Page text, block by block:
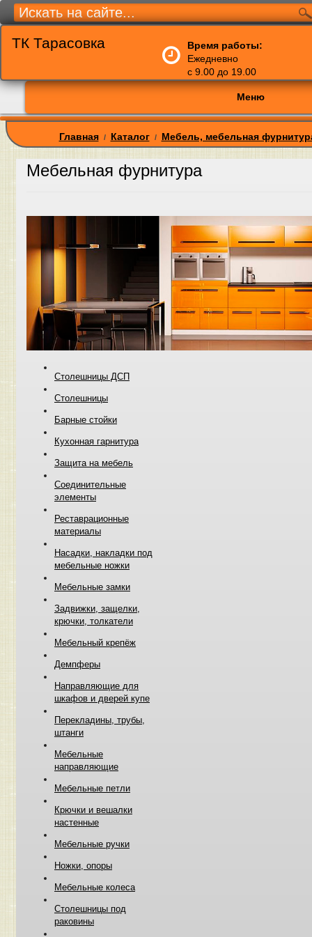
ТК Тарасовка
Время работы:
Ежедневно
с 9.00 до 19.00
Меню
Главная / Каталог / Мебель, мебельная
Мебельная фурнитура
Столешницы ДСП
Столешницы
Барные стойки
Кухонная гарнитура
Защита на мебель
Соединительные
элементы
Реставрационные
материалы
Насадки, накладки под
мебельные ножки
Мебельные замки
Задвижки, защелки,
крючки, толкатели
Мебельный крепёж
Демпферы
Направляющие для
шкафов и дверей купе
Перекладины, трубы,
штанги
Мебельные
направляющие
Мебельные петли
Крючки и вешалки
настенные
Мебельные ручки
Ножки, опоры
Мебельные колеса
Столешницы под
раковины